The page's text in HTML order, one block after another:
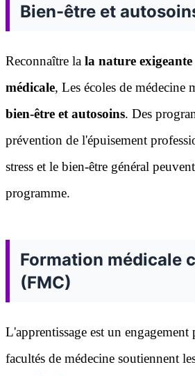
Bien-être et
Reconnaître la la nature
médicale, Les écoles de médecine
bien-être et autosoins. Des
prévention de l'épuisement
stress et le bien-être général
programme.
Formation médicale
(FMC)
L'apprentissage est un engagement
facultés de médecine soutiennent